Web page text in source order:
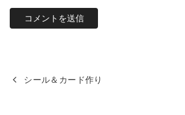
シール＆カード作り